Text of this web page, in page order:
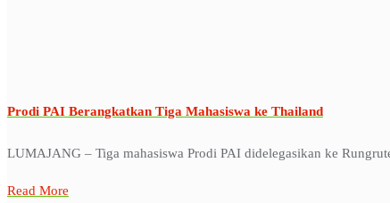
Prodi PAI Berangkatkan Tiga Mahasiswa ke Thailand
LUMAJANG – Tiga mahasiswa Prodi PAI didelegasikan ke
Read More